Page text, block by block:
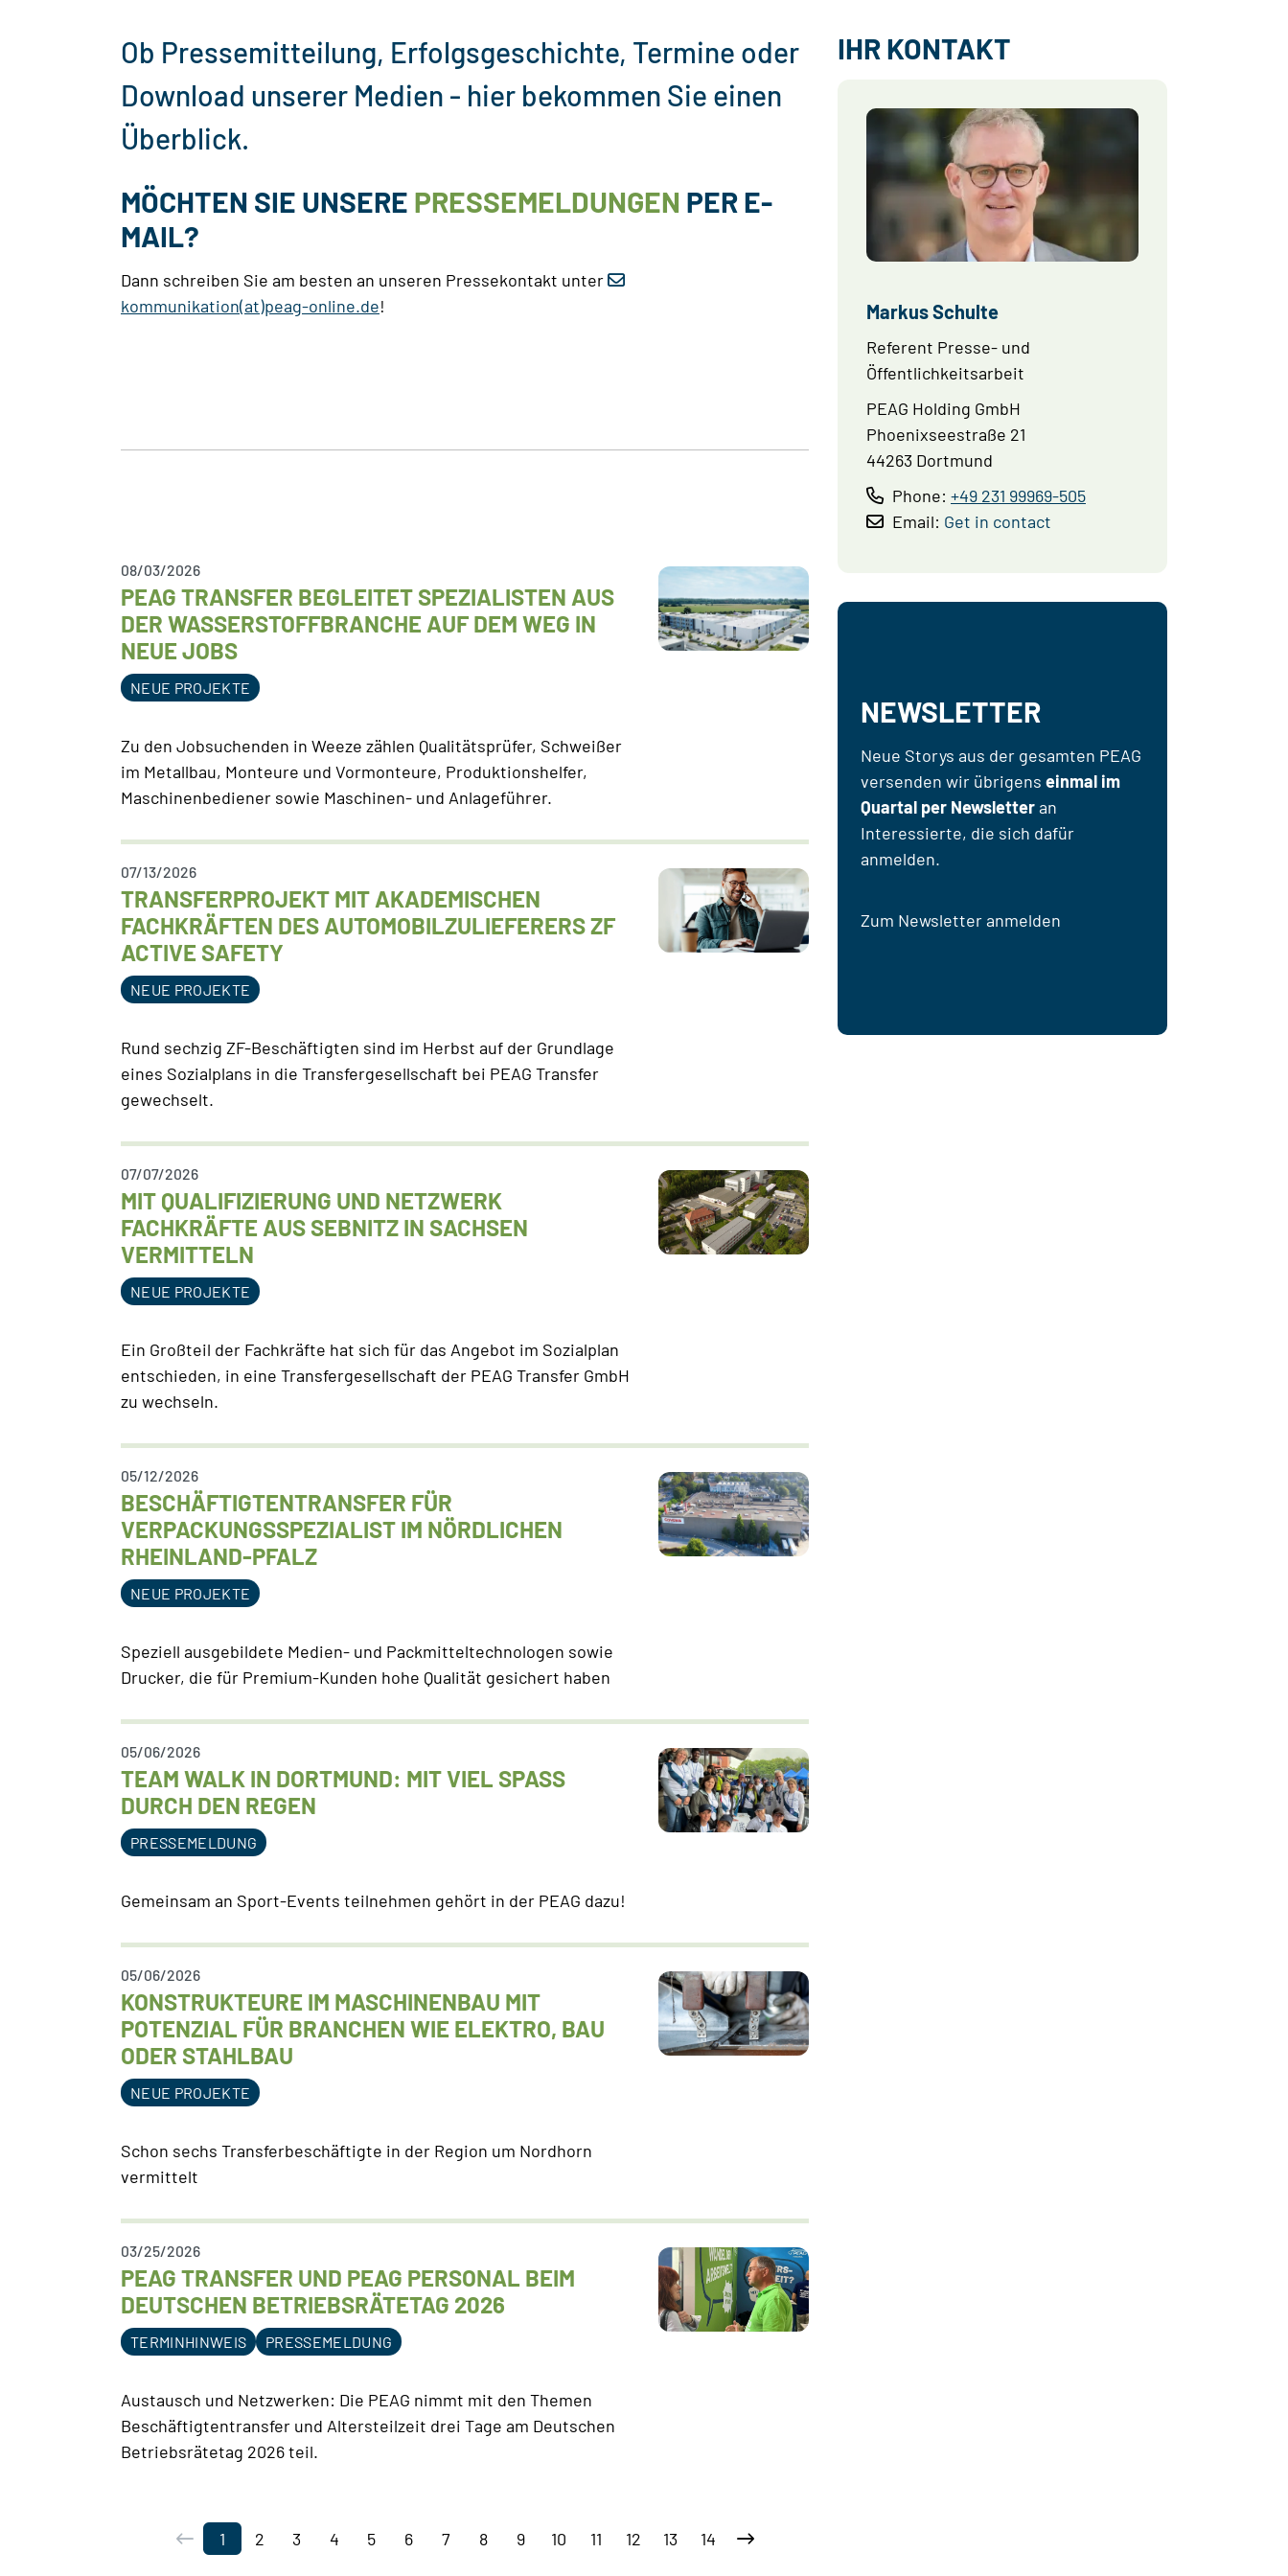
Ob Pressemitteilung, Erfolgsgeschichte, Termine oder
Download unserer Medien - hier bekommen Sie einen
Überblick.
MÖCHTEN SIE UNSERE PRESSEMELDUNGEN PER E-
MAIL?
Dann schreiben Sie am besten an unseren Pressekontakt unter
kommunikation(at)peag-online.de!
08/03/2026
PEAG TRANSFER BEGLEITET SPEZIALISTEN AUS
DER WASSERSTOFFBRANCHE AUF DEM WEG IN
NEUE JOBS
NEUE PROJEKTE
Zu den Jobsuchenden in Weeze zählen Qualitätsprüfer, Schweißer
im Metallbau, Monteure und Vormonteure, Produktionshelfer,
Maschinenbediener sowie Maschinen- und Anlageführer.
07/13/2026
TRANSFERPROJEKT MIT AKADEMISCHEN
FACHKRÄFTEN DES AUTOMOBILZULIEFERERS ZF
ACTIVE SAFETY
NEUE PROJEKTE
Rund sechzig ZF-Beschäftigten sind im Herbst auf der Grundlage
eines Sozialplans in die Transfergesellschaft bei PEAG Transfer
gewechselt.
07/07/2026
MIT QUALIFIZIERUNG UND NETZWERK
FACHKRÄFTE AUS SEBNITZ IN SACHSEN
VERMITTELN
NEUE PROJEKTE
Ein Großteil der Fachkräfte hat sich für das Angebot im Sozialplan
entschieden, in eine Transfergesellschaft der PEAG Transfer GmbH
zu wechseln.
05/12/2026
BESCHÄFTIGTENTRANSFER FÜR
VERPACKUNGSSPEZIALIST IM NÖRDLICHEN
RHEINLAND-PFALZ
NEUE PROJEKTE
Speziell ausgebildete Medien- und Packmitteltechnologen sowie
Drucker, die für Premium-Kunden hohe Qualität gesichert haben
05/06/2026
TEAM WALK IN DORTMUND: MIT VIEL SPASS D
URCH DEN REGEN
PRESSEMELDUNG
Gemeinsam an Sport-Events teilnehmen gehört in der PEAG dazu!
05/06/2026
KONSTRUKTEURE IM MASCHINENBAU MIT
POTENZIAL FÜR BRANCHEN WIE ELEKTRO, BAU
ODER STAHLBAU
NEUE PROJEKTE
Schon sechs Transferbeschäftigte in der Region um Nordhorn
vermittelt
03/25/2026
PEAG TRANSFER UND PEAG PERSONAL BEIM
DEUTSCHEN BETRIEBSRÄTETAG 2026
TERMINHINWEIS PRESSEMELDUNG
Austausch und Netzwerken: Die PEAG nimmt mit den Themen
Beschäftigtentransfer und Altersteilzeit drei Tage am Deutschen
Betriebsrätetag 2026 teil.
1 2 3 4 5 6 7 8 9 10 11 12 13 14
IHR KONTAKT
Markus Schulte
Referent Presse- und
Öffentlichkeitsarbeit
PEAG Holding GmbH
Phoenixseestraße 21
44263 Dortmund
Phone: +49 231 99969-505
Email: Get in contact
NEWSLETTER
Neue Storys aus der gesamten PEAG
versenden wir übrigens einmal im
Quartal per Newsletteran
Interessierte, die sich dafür
anmelden.
Zum Newsletter anmelden